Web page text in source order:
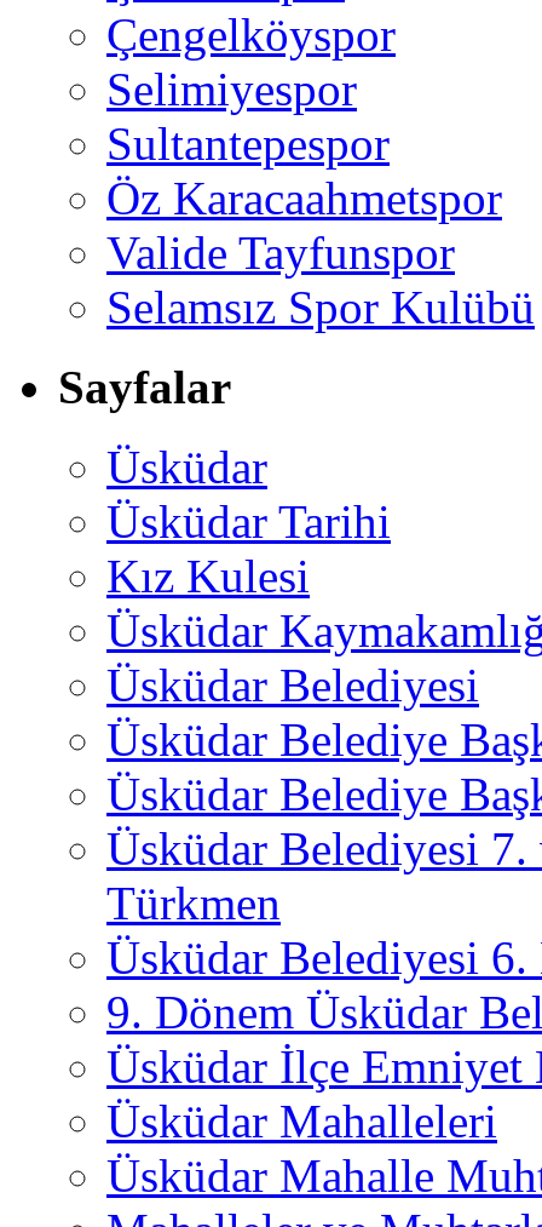
Çengelköyspor
Selimiyespor
Sultantepespor
Öz Karacaahmetspor
Valide Tayfunspor
Selamsız Spor Kulübü
Sayfalar
Üsküdar
Üsküdar Tarihi
Kız Kulesi
Üsküdar
Üsküdar Belediyesi
Üsküdar Belediye
Üsküdar Belediye
Üsküdar Belediyesi
Türkmen
Üsküdar Belediyesi 6.
9. Dönem Üsküdar
Üsküdar İlçe
Üsküdar Mahalleleri
Üsküdar Mahalle